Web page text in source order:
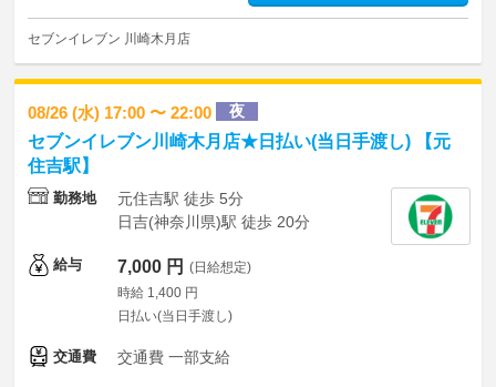
セブンイレブン 川崎木月店
08/26 (水) 17:00 〜 22:00 夜
セブンイレブン川崎木月店★日払い(当日手渡し) 【元
住吉駅】
勤務地
元住吉駅 徒歩 5分
日吉(神奈川県)駅 徒歩 20分
給与 7,000 円 (日給想定)
時給 1,400 円
日払い(当日手渡し)
交通費 交通費 一部支給